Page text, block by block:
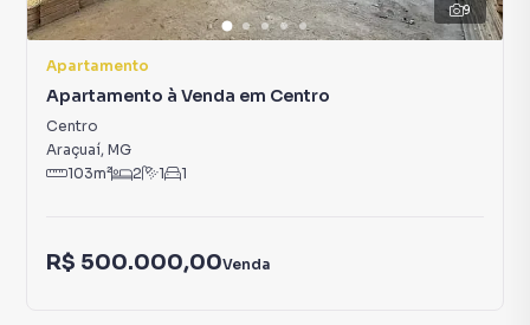
9
Apartamento
Apartamento à Venda em Centro
Centro
Araçuaí, MG
103m² 2 1 1
R$ 500.000,00Venda